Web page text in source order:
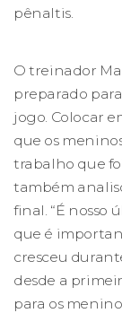
pênaltis.
O treinador
preparado
jogo. Colocar
que os
trabalho que
também
final. “É nosso
que é
cresceu
desde a
para os